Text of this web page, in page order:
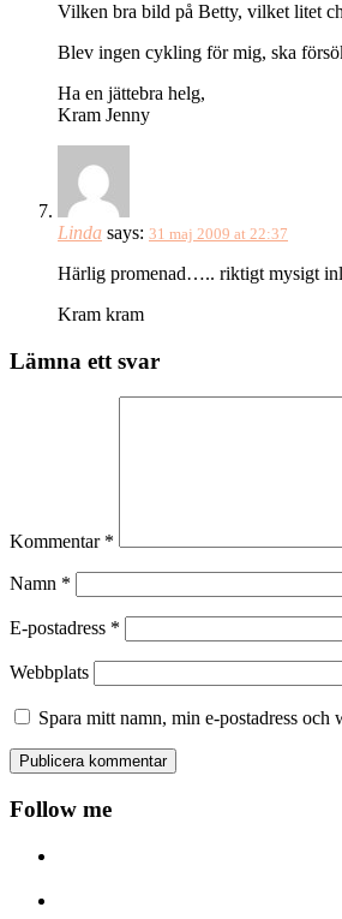
Vilken bra bild på Betty, vilket litet
Blev ingen cykling för mig, ska
Ha en jättebra helg,
Kram Jenny
Linda says: 31 maj 2009 at 22:37
Härlig promenad….. riktigt mysigt
Kram kram
Lämna ett svar
Kommentar *
Namn *
E-postadress *
Webbplats
Spara mitt namn, min e-postadress
Follow me